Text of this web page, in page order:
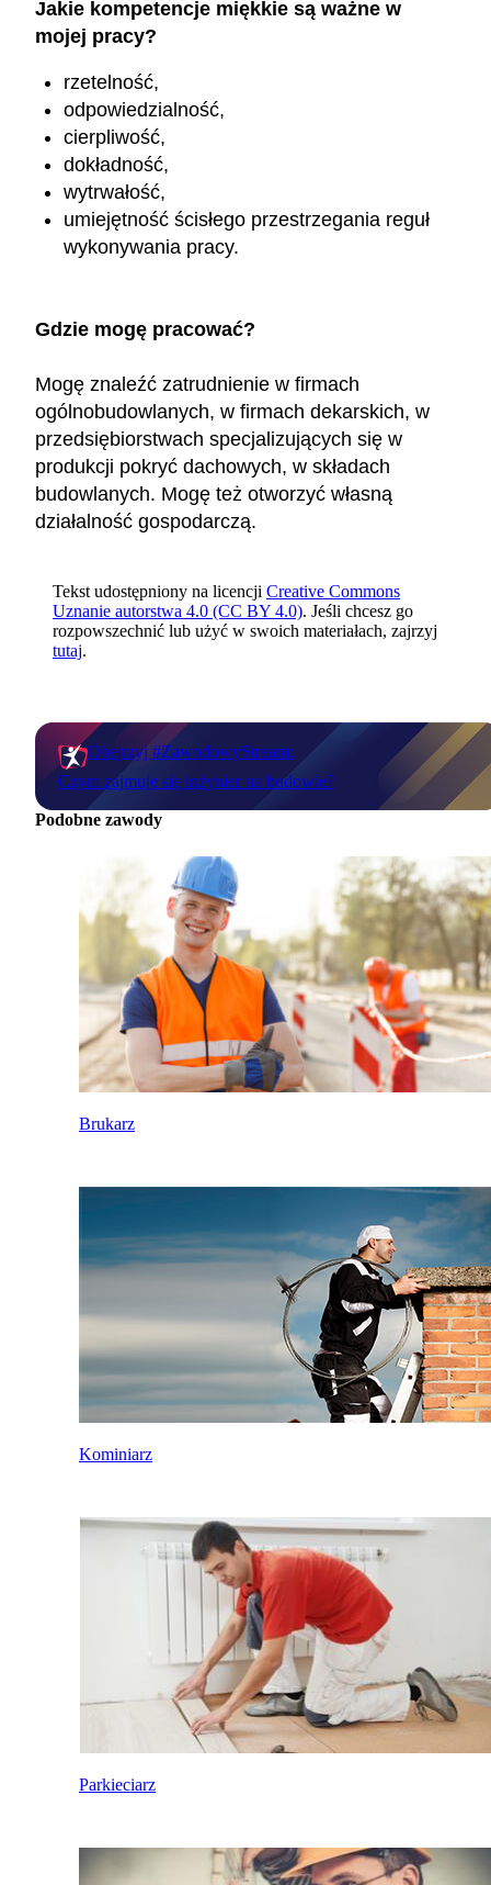
Jakie kompetencje miękkie są ważne w
mojej pracy?
rzetelność,
odpowiedzialność,
cierpliwość,
dokładność,
wytrwałość,
umiejętność ścisłego przestrzegania reguł
wykonywania pracy.
Gdzie mogę pracować?
Mogę znaleźć zatrudnienie w firmach
ogólnobudowlanych, w firmach dekarskich, w
przedsiębiorstwach specjalizujących się w
produkcji pokryć dachowych, w składach
budowlanych. Mogę też otworzyć własną
działalność gospodarczą.
Tekst udostępniony na licencji Creative Commons
Uznanie autorstwa 4.0 (CC BY 4.0). Jeśli chcesz go
rozpowszechnić lub użyć w swoich materiałach, zajrzyj
tutaj.
Obejrzyj #ZawodowyStream:
Czym zajmuje się inżynier na budowie?
Podobne zawody
Brukarz
Kominiarz
Parkieciarz